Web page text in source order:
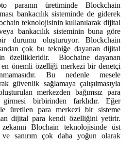
üretiminde Blockchain
bankacılık sisteminde de giderek
teknolojisinin kullanılarak dijital
bankacılık sisteminin buna göre
durumu oluşturuyor. Blockchain
çok bu tekniğe dayanan dijital
özellikleridir. Blochaine dayanan
önemli özelliği merkezi bir denetçi
Bu nedenle mesele
güvenlik sağlamaya çalışılmasıyla
merkezden bağımsız para
girmesi birbirinden farklıdır. Eğer
üretilen para merkezi bir sisteme
dijital para kendi özelliğini yetirir.
Blochain teknolojisinde üst
ve sanırım çok daha yoğun olarak